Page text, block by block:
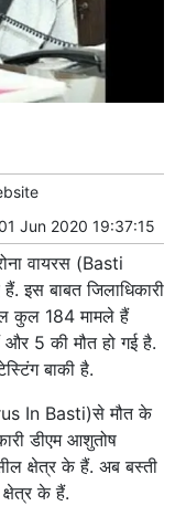
Jun 2020 19:37:15
वायरस (Basti
बाबत जिलाधिकारी
कुल 184 मामले हैं
5 की मौत हो गई है.
बाकी है.
In Basti)से मौत के
डीएम आशुतोष
क्षेत्र के हैं. अब बस्ती
के हैं.